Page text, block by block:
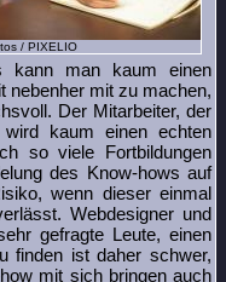
/ PIXELIO
kann man kaum einen
nebenher mit zu machen,
Der Mitarbeiter, der
kaum einen echten
so viele Fortbildungen
des Know-hows auf
wenn dieser einmal
Webdesigner und
gefragte Leute, einen
finden ist daher schwer,
mit sich bringen auch